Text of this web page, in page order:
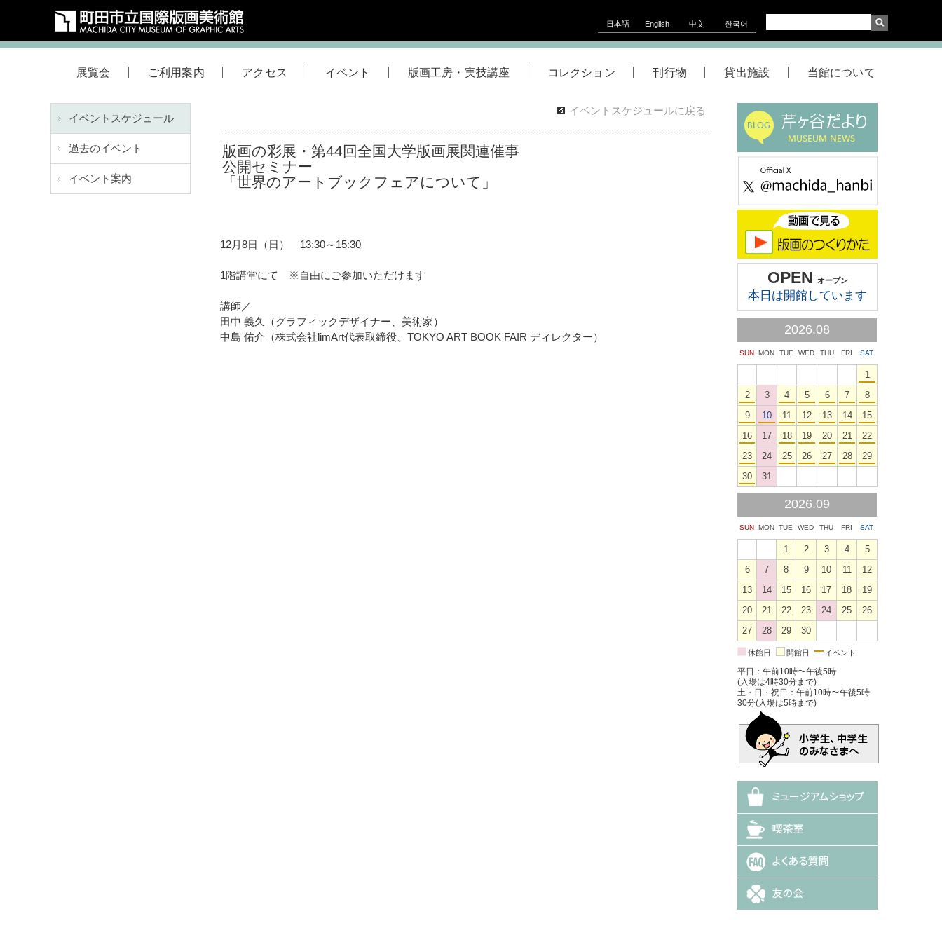
日本語 English 中文 한국어
展覧会 ご利用案内 アクセス イベント 版画工房・実技講座 コレクション 刊行物 貸出施設 当館について
イベントスケジュール
過去のイベント
イベント案内
イベントスケジュールに戻る
版画の彩展・第44回全国大学版画展関連催事
公開セミナー
「世界のアートブックフェアについて」
12月8日（日） 13:30～15:30
1階講堂にて ※自由にご参加いただけます
講師／
田中 義久（グラフィックデザイナー、美術家）
中島 佑介（株式会社limArt代表取締役、TOKYO ART BOOK FAIR ディレクター）
OPEN オープン
本日は開館しています
2026.08
SUN MON TUE WED THU FRI SAT
1
2
3 4 5 6 7
8
9
10 11 12 13 14
15
16
17 18 19 20 21
22
23
24 25 26 27 28
29
30
31
2026.09
SUN MON TUE WED THU FRI SAT
1 2 3 4
5
6
7 8 9 10 11
12
13
14 15 16 17 18
19
20
21 22 23 24 25
26
27
28 29 30
休館日 開館日 イベント
平日：午前10時〜午後5時
(入場は4時30分まで)
土・日・祝日：午前10時〜午後5時
30分(入場は5時まで)